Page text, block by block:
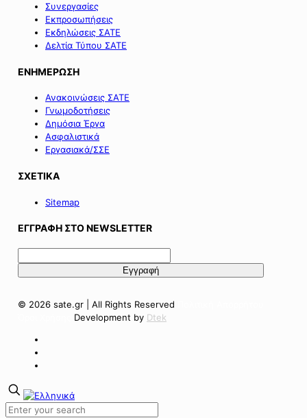
Συνεργασίες
Εκπροσωπήσεις
Εκδηλώσεις ΣΑΤΕ
Δελτία Τύπου ΣΑΤΕ
ΕΝΗΜΕΡΩΣΗ
Ανακοινώσεις ΣΑΤΕ
Γνωμοδοτήσεις
Δημόσια Έργα
Ασφαλιστικά
Εργασιακά/ΣΣΕ
ΣΧΕΤΙΚΑ
Sitemap
ΕΓΓΡΑΦΗ ΣΤΟ NEWSLETTER
© 2026 sate.gr | All Rights Reserved
Development by Dtek